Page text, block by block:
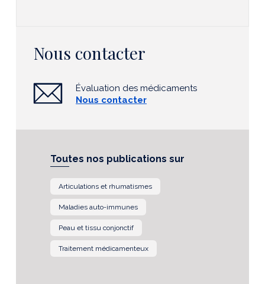
Nous contacter
Évaluation des médicaments
Nous contacter
Toutes nos publications sur
Articulations et rhumatismes
Maladies auto-immunes
Peau et tissu conjonctif
Traitement médicamenteux